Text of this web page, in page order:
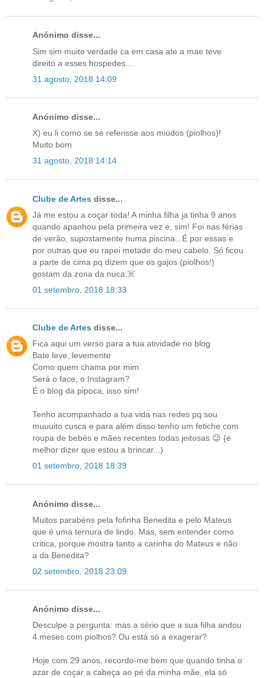
Anónimo disse...
Sim sim muito verdade ca em casa ate a mae teve
direito a esses hospedes....
31 agosto, 2018 14:09
Anónimo disse...
X) eu li como se se referisse aos miúdos (piolhos)!
Muito bom
31 agosto, 2018 14:14
Clube de Artes disse...
Já me estou a coçar toda! A minha filha ja tinha 9 anos
quando apanhou pela primeira vez e, sim! Foi nas férias
de verão, supostamente numa piscina...É por essas e
por outras que eu rapei metade do meu cabelo. Só ficou
a parte de cima pq dizem que os gajos (piolhos!)
gostam da zona da nuca.☠️
01 setembro, 2018 18:33
Clube de Artes disse...
Fica aqui um verso para a tua atividade no blog
Bate leve, levemente
Como quem chama por mim
Será o face, o Instagram?
É o blog da pipoca, isso sim!
Tenho acompanhado a tua vida nas redes pq sou
muuuito cusca e para além disso tenho um fetiche com
roupa de bebés e mães recentes todas jeitosas 😉 (ė
melhor dizer que estou a brincar...)
01 setembro, 2018 18:39
Anónimo disse...
Muitos parabéns pela fofinha Benedita e pelo Mateus
que é uma ternura de lindo. Mas, sem entender como
critica, porque mostra tanto a carinha do Mateus e não
a da Benedita?
02 setembro, 2018 23:09
Anónimo disse...
Desculpe a pergunta: mas a sério que a sua filha andou
4 meses com piolhos? Ou está só a exagerar?
Hoje com 29 anos, recordo-me bem que quando tinha o
azar de coçar a cabeça ao pé da minha mãe, ela só